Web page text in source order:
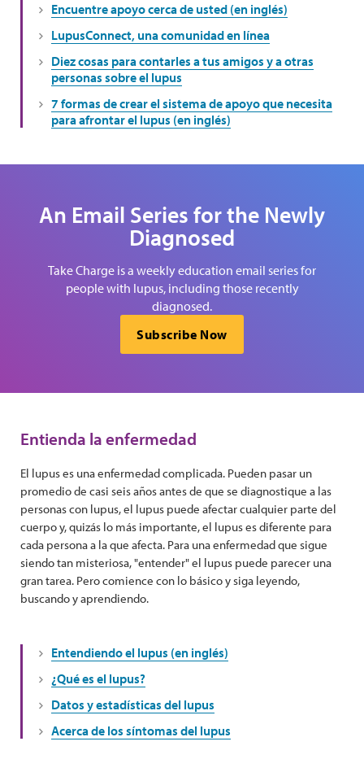
Encuentre apoyo cerca de usted (en inglés)
LupusConnect, una comunidad en línea
Diez cosas para contarles a tus amigos y a otras
personas sobre el lupus
7 formas de crear el sistema de apoyo que necesita
para afrontar el lupus (en inglés)
An Email Series for the Newly
Diagnosed
Take Charge is a weekly education email series for
people with lupus, including those recently
diagnosed.
Subscribe Now
Entienda la enfermedad
El lupus es una enfermedad complicada. Pueden pasar un
promedio de casi seis años antes de que se diagnostique a las
personas con lupus, el lupus puede afectar cualquier parte del
cuerpo y, quizás lo más importante, el lupus es diferente para
cada persona a la que afecta. Para una enfermedad que sigue
siendo tan misteriosa, "entender" el lupus puede parecer una
gran tarea. Pero comience con lo básico y siga leyendo,
buscando y aprendiendo.
Entendiendo el lupus (en inglés)
¿Qué es el lupus?
Datos y estadísticas del lupus
Acerca de los síntomas del lupus